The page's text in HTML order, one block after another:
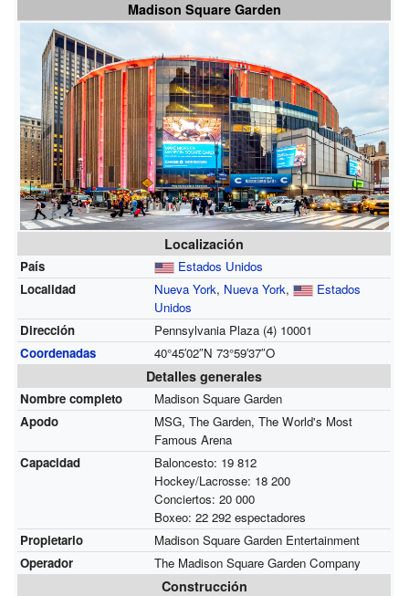
Madison Square Garden
Localización
País
Estados Unidos
Localidad
Nueva York, Nueva York,
Estados
Unidos
Dirección
Pennsylvania Plaza (4)10001
Coordenadas
40°45′02″N 73°59′37″O
Detalles generales
Nombre completo
Madison Square Garden
Apodo
MSG, The Garden, The World's Most
Famous Arena
Capacidad
Baloncesto: 19 812
Hockey/Lacrosse: 18 200
Conciertos: 20 000
Boxeo: 22 292 espectadores
Propietario
Madison Square Garden Entertainment
Operador
The Madison Square Garden Company
Construcción